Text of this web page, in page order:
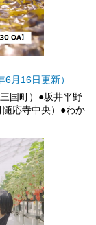
月16日更新）
国町）●坂井平野
応寺中央）●わか